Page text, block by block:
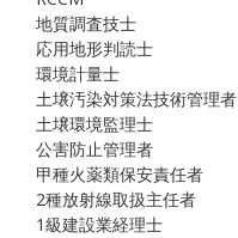
地質調査技士
応用地形判読士
環境計量士
土壌汚染対策法技術管理者
土壌環境監理士
公害防止管理者
甲種火薬類保安責任者
2種放射線取扱主任者
1級建設業経理士